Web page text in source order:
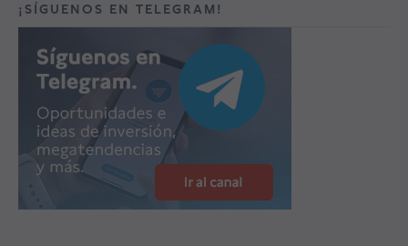
¡SÍGUENOS EN TELEGRAM!